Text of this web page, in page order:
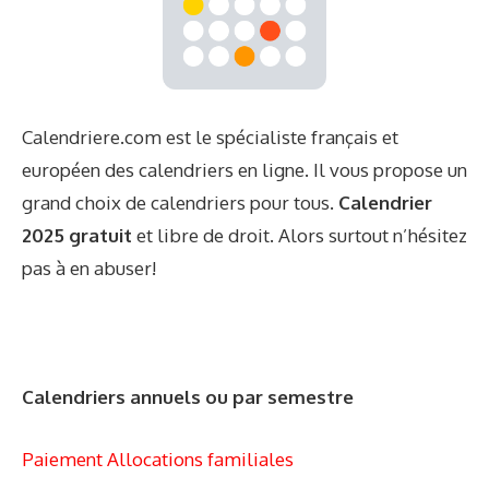
Calendriere.com est le spécialiste français et
européen des calendriers en ligne. Il vous propose un
grand choix de calendriers pour tous. Calendrier
2025 gratuit et libre de droit. Alors surtout n’hésitez
pas à en abuser!
Calendriers annuels ou par semestre
Paiement Allocations familiales